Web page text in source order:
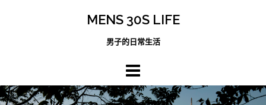
MENS 30S LIFE
男子的日常生活